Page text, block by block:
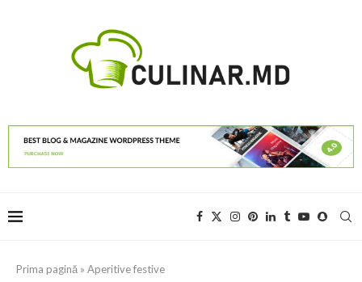
Prima pagină » Aperitive festive